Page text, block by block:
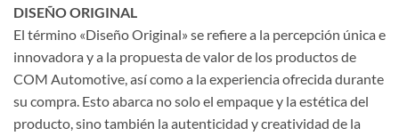
DISEÑO ORIGINAL
El término «Diseño Original» se refiere a la percepción única e
innovadora y a la propuesta de valor de los productos de
COM Automotive, así como a la experiencia ofrecida durante
su compra. Esto abarca no solo el empaque y la estética del
producto, sino también la autenticidad y creatividad de la